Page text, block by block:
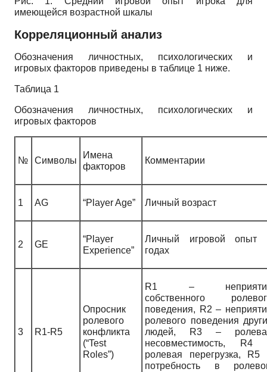
имеющейся возрастной шкалы
Корреляционный анализ
Обозначения личностных, психологических и
игровых факторов приведены в таблице 1 ниже.
Таблица 1
Обозначения личностных, психологических и
игровых факторов
№ Символы
Имена
факторов
Комментарии
1 AG “Player Age” Личный возраст
2 GE
“Player
Experience”
Личный игровой опыт
годах
3 R1-R5
Опросник
ролевого
конфликта
(“Test
Roles”)
R1 –
собственного
поведения, R2 –
ролевого поведения
людей,
R3 –
несовместимость,
R4
ролевая перегрузка, R5
потребность в